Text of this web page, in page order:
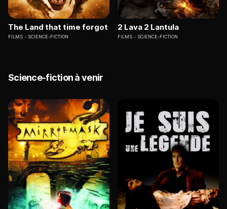
The Land that time forgot
FILMS SCIENCE-FICTION
2 Lava 2 Lantula
FILMS SCIENCE-FICTION
Science-fiction à venir